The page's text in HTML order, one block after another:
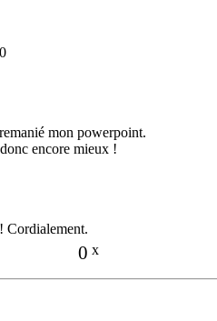
mon powerpoint.
encore mieux !
Cordialement.
0 x